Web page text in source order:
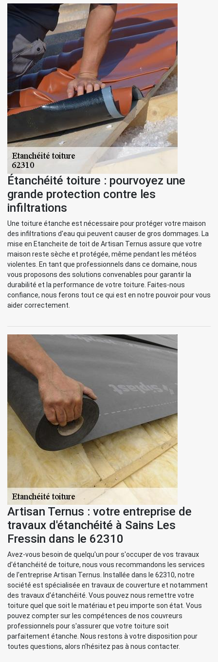
Étanchéité toiture : pourvoyez une
grande protection contre les
infiltrations
Une toiture étanche est nécessaire pour protéger votre maison
des infiltrations d'eau qui peuvent causer de gros dommages. La
mise en Etancheite de toit de Artisan Ternus assure que votre
maison reste sèche et protégée, même pendant les météos
violentes. En tant que professionnels dans ce domaine, nous
vous proposons des solutions convenables pour garantir la
durabilité et la performance de votre toiture. Faites-nous
confiance, nous ferons tout ce qui est en notre pouvoir pour vous
aider correctement.
Artisan Ternus : votre entreprise de
travaux d'étanchéité à Sains Les
Fressin dans le 62310
Avez-vous besoin de quelqu'un pour s'occuper de vos travaux
d'étanchéité de toiture, nous vous recommandons les services
de l'entreprise Artisan Ternus. Installée dans le 62310, notre
société est spécialisée en travaux de couverture et notamment
des travaux d'étanchéité. Vous pouvez nous remettre votre
toiture quel que soit le matériau et peu importe son état. Vous
pouvez compter sur les compétences de nos couvreurs
professionnels pour s'assurer que votre toiture soit
parfaitement étanche. Nous restons à votre disposition pour
toutes questions, alors n'hésitez pas à nous contacter.